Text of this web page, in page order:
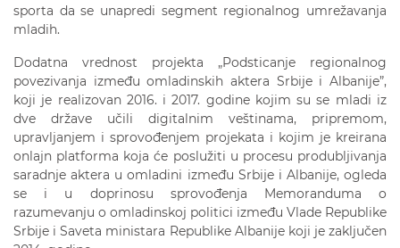
sporta da se unapredi segment regionalnog umrežavanja
mladih.
Dodatna vrednost projekta „Podsticanje regionalnog
povezivanja između omladinskih aktera Srbije i Albanije”,
koji je realizovan 2016. i 2017. godine kojim su se mladi iz
dve države učili digitalnim veštinama, pripremom,
upravljanjem i sprovođenjem projekata i kojim je kreirana
onlajn platforma koja će poslužiti u procesu produbljivanja
saradnje aktera u omladini između Srbije i Albanije, ogleda
se i u doprinosu sprovođenja Memoranduma o
razumevanju o omladinskoj politici između Vlade Republike
Srbije i Saveta ministara Republike Albanije koji je zaključen